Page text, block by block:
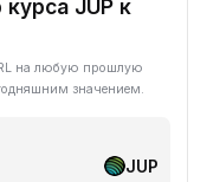
JUP к
на любую прошлую
значением.
JUP